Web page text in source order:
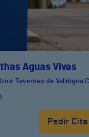
Aguas Vivas
Tavernes de Valldigna
Pedir Cita